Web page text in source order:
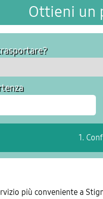
Ottieni un
più conveniente a